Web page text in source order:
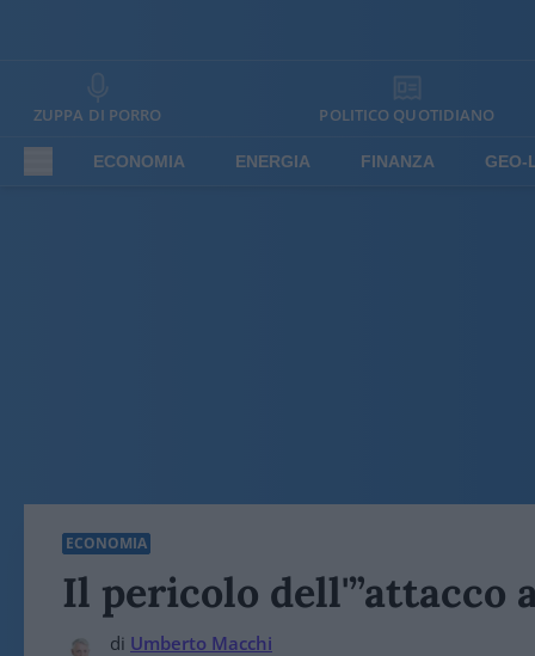
ZUPPA DI PORRO POLITICO QUOTIDIANO
ECONOMIA ENERGIA FINANZA GEO-
ECONOMIA
Il pericolo dell'”attacco
di Umberto Macchi